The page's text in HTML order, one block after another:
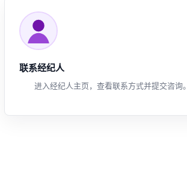
联系经纪人
进入经纪人主页，查看联系方式并提交咨询。